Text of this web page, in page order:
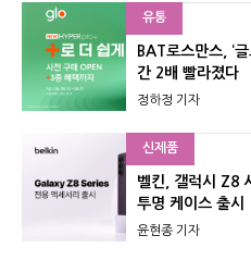
유통
BAT로스만스, ‘
간 2배 빨라졌다
정하정 기자
신제품
벨킨, 갤럭시 Z8
투명 케이스 출시
윤현종 기자